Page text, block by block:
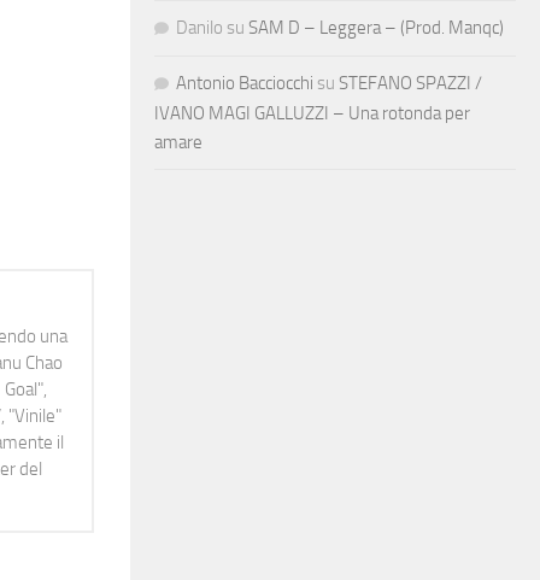
una
Chao
"Vinile"
il
del
Danilo su SAM D – Leggera – (Prod. Manqc)
Antonio Bacciocchi su STEFANO SPAZZI /
IVANO MAGI GALLUZZI – Una rotonda per
amare